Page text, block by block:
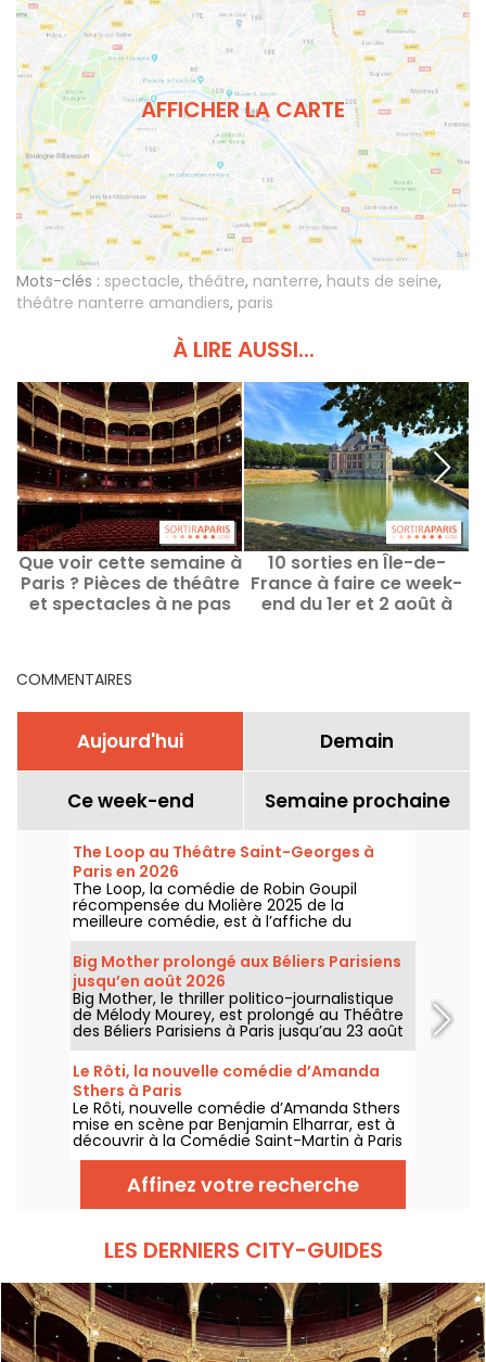
AFFICHER LA CARTE
Mots-clés : spectacle, théâtre, nanterre, hauts de seine,
théâtre nanterre amandiers, paris
À LIRE AUSSI...
Que voir cette semaine à
Paris ? Pièces de théâtre
et spectacles à ne pas
10 sorties en Île-de-
France à faire ce week-
end du 1er et 2 août à
COMMENTAIRES
Aujourd'hui Demain
Ce week-end Semaine prochaine
The Loop au Théâtre Saint-Georges à
Paris en 2026
The Loop, la comédie de Robin Goupil
récompensée du Molière 2025 de la
meilleure comédie, est à l’affiche du
Théâtre Saint-Georges à Paris jusqu’au 15
novembre 2026.
Big Mother prolongé aux Béliers Parisiens
jusqu’en août 2026
Big Mother, le thriller politico-journalistique
de Mélody Mourey, est prolongé au Théâtre
des Béliers Parisiens à Paris jusqu’au 23 août
2026, avec des représentations du mardi au
dimanche.
Le Rôti, la nouvelle comédie d’Amanda
Sthers à Paris
Le Rôti, nouvelle comédie d’Amanda Sthers
mise en scène par Benjamin Elharrar, est à
découvrir à la Comédie Saint-Martin à Paris
jusqu’au 15 octobre 2026.
Affinez votre recherche
LES DERNIERS CITY-GUIDES